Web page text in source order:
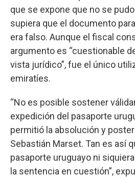
que se expone que no se
supiera que el documento
era falso. Aunque el fiscal
argumento es “cuestionable
vista jurídico”, fue el único
emiratíes.
“No es posible sostener
expedición del pasaporte
permitió la absolución y
Sebastián Marset. Tan es así
pasaporte uruguayo ni
la sentencia en cuestión”,